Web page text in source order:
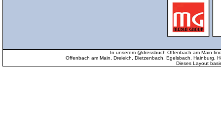
In unserem @dressbuch Offenbach am Main
Offenbach am Main, Dreieich, Dietzenbach, Egelsbach, Hainburg,
Dieses Layout